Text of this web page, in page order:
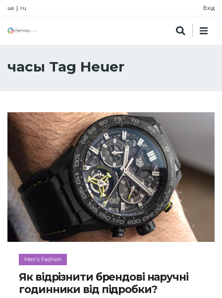
ua | ru Вхід
часы Tag Heuer
Men's Fashion
Як відрізнити брендові наручні
годинники від підробки?